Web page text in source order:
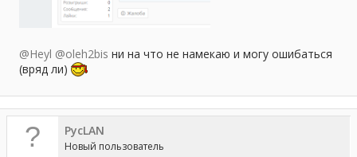
@Heyl @oleh2bis ни на что не намекаю и могу ошибаться
(вряд ли)
PycLAN
Новый пользователь